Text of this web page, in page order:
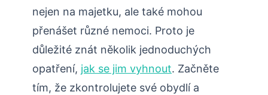
nejen na majetku, ale také mohou
přenášet různé nemoci. Proto je
důležité znát několik jednoduchých
opatření, jak se jim vyhnout. Začněte
tím, že ‌zkontrolujete své⁤ obydlí a